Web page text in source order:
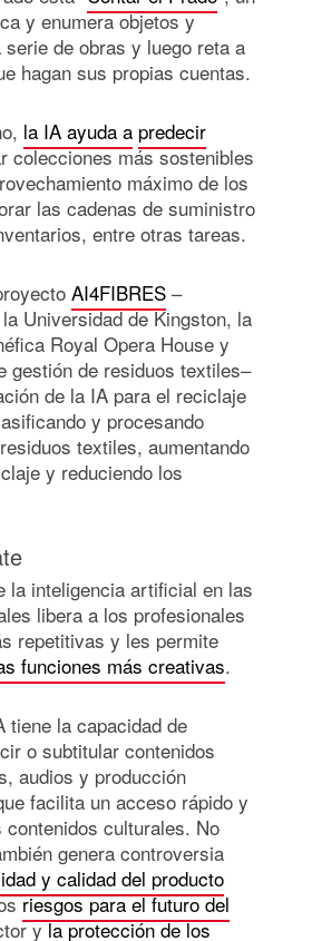
y enumera objetos y
serie de obras y luego reta a
hagan sus propias cuentas.
la IA ayuda a predecir
colecciones más sostenibles
máximo de los
las cadenas de suministro
entre otras tareas.
AI4FIBRES –
Universidad de Kingston, la
Royal Opera House y
gestión de residuos textiles–
de la IA para el reciclaje
y procesando
textiles, aumentando
y reduciendo los
la inteligencia artificial en las
libera a los profesionales
repetitivas y les permite
funciones más creativas.
tiene la capacidad de
o subtitular contenidos
audios y producción
facilita un acceso rápido y
contenidos culturales. No
genera controversia
y calidad del producto
riesgos para el futuro del
yla protección de los